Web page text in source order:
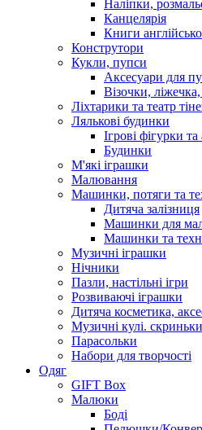
Наліпки,
Канцелярія
Книги
Конструтори
Кукли, пупси
Аксесуари для
Візочки,
Ліхтарики та театр
Лялькові будинки
Ігрові фігурки
Будинки
М'які іграшки
Малювання
Машинки, потяги та
Дитяча залізниця
Машинки для
Машинки та
Музичні іграшки
Нічники
Пазли, настільні ігри
Розвиваючі іграшки
Дитяча косметика,
Музичні кулі. скриньки
Парасольки
Набори для творчості
Одяг
GIFT Box
Малюки
Боді